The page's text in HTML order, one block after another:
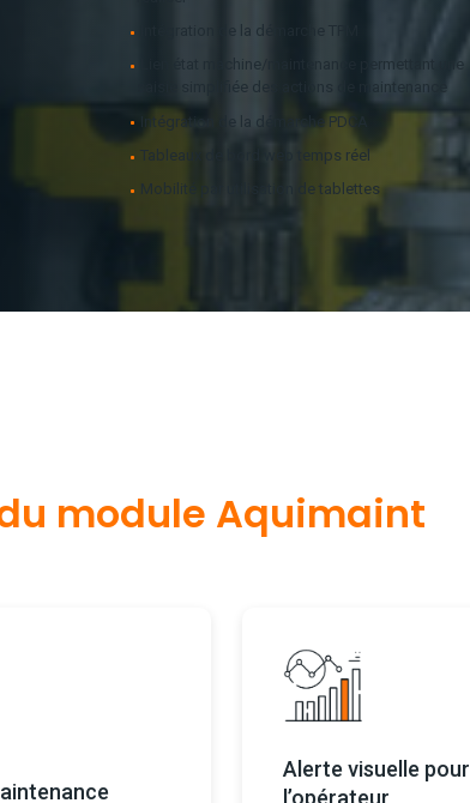
Intégration de la démarche TPM
Lien état machine/maintenance permettant une
saisie simplifiée des actions de maintenance
Intégration de la démarche PDCA
Tableaux de bord web temps réel
Mobilité par utilisation de tablettes
module Aquimaint
Alerte visuelle pour
l’opérateur